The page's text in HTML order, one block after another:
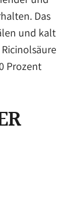
Das
und kalt
Prozent